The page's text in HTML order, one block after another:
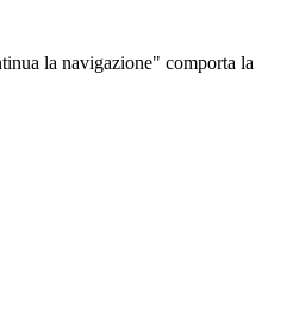
la navigazione" comporta la